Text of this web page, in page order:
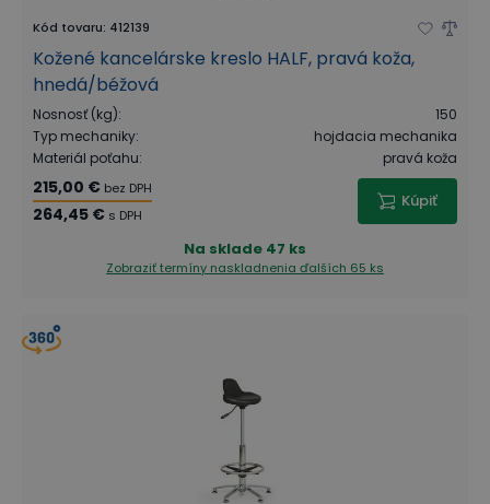
Kód tovaru: 412139
Kožené kancelárske kreslo HALF, pravá koža,
hnedá/béžová
Nosnosť (kg):
150
Typ mechaniky:
hojdacia mechanika
Materiál poťahu: pravá koža
215,00 € bez DPH
264,45 € s DPH
Kúpiť
Na sklade 47 ks
Zobraziť termíny naskladnenia ďalších 65 ks